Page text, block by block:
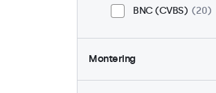
BNC (CVBS)
20
Montering
Bord
38